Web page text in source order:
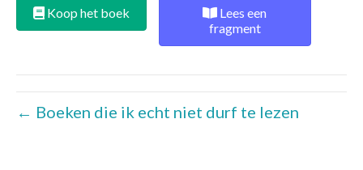
Koop het boek
Lees een
fragment
← Boeken die ik echt niet durf te lezen